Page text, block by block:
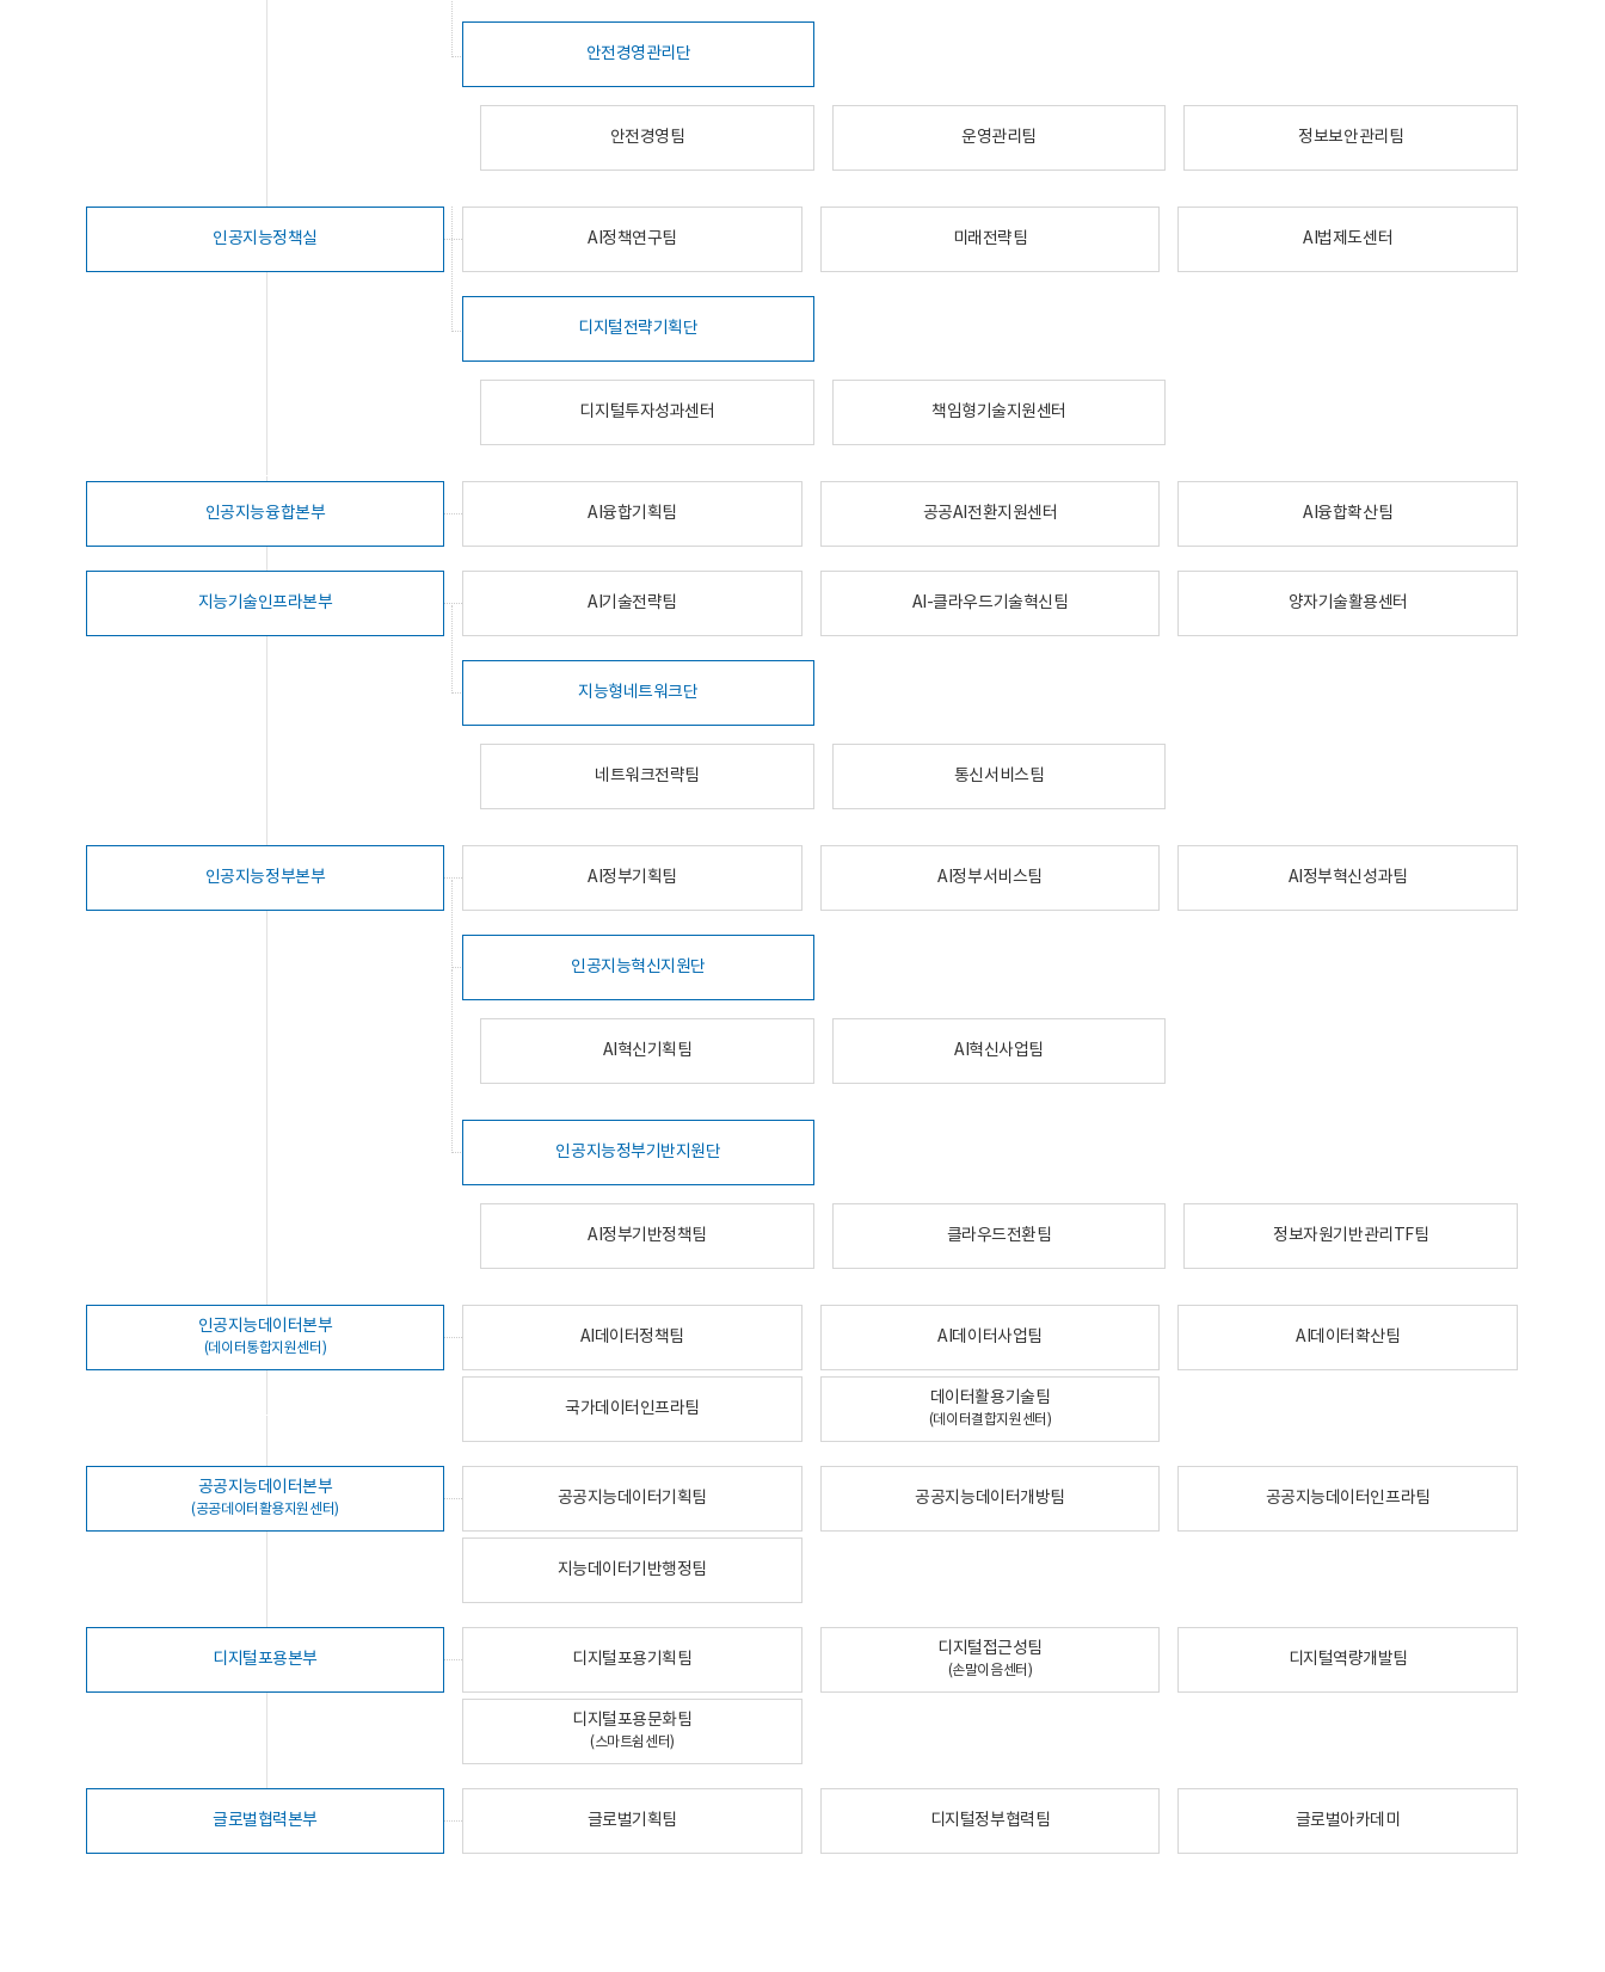
안전경영관리단
안전경영팀 운영관리팀 정보보안관리팀
인공지능정책실 AI정책연구팀 미래전략팀 AI법제도센터
디지털전략기획단
디지털투자성과센터 책임형기술지원센터
인공지능융합본부 AI융합기획팀 공공AI전환지원센터 AI융합확산팀
지능기술인프라본부 AI기술전략팀 AI-클라우드기술혁신팀 양자기술활용센터
지능형네트워크단
네트워크전략팀 통신서비스팀
인공지능정부본부 AI정부기획팀 AI정부서비스팀 AI정부혁신성과팀
인공지능혁신지원단
AI혁신기획팀 AI혁신사업팀
인공지능정부기반지원단
AI정부기반정책팀 클라우드전환팀 정보자원기반관리TF팀
인공지능데이터본부
(데이터통합지원센터)
AI데이터정책팀 AI데이터사업팀 AI데이터확산팀
국가데이터인프라팀
데이터활용기술팀
(데이터결합지원센터)
공공지능데이터본부
(공공데이터활용지원센터)
공공지능데이터기획팀 공공지능데이터개방팀 공공지능데이터인프라팀
지능데이터기반행정팀
디지털포용본부 디지털포용기획팀
디지털접근성팀
(손말이음센터)
디지털역량개발팀
디지털포용문화팀
(스마트쉼센터)
글로벌협력본부 글로벌기획팀 디지털정부협력팀 글로벌아카데미